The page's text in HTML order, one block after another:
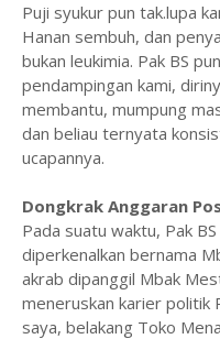
Puji syukur pun tak.lupa
Hanan sembuh, dan
bukan leukimia. Pak BS
pendampingan kami,
membantu, mumpung
dan beliau ternyata
ucapannya.
Dongkrak Anggaran
Pada suatu waktu, Pak
diperkenalkan bernama
akrab dipanggil Mbak
meneruskan karier politik
saya, belakang Toko